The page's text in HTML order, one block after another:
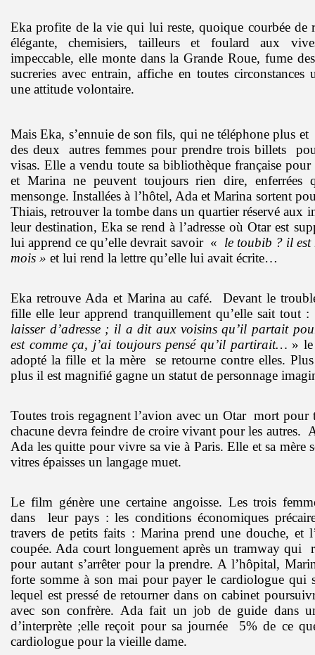
Eka profite de la vie qui lui reste, quoique courbée de
élégante, chemisiers, tailleurs et foulard aux
impeccable, elle monte dans la Grande Roue, fume
sucreries avec entrain, affiche en toutes circonstances
une attitude volontaire.
Mais Eka, s’ennuie de son fils, qui ne téléphone plus et
des deux
autres femmes pour prendre trois billets
visas. Elle a vendu toute sa bibliothèque française
et Marina ne peuvent toujours rien dire, enferrées
mensonge. Installées à l’hôtel, Ada et Marina sortent
Thiais, retrouver la tombe dans un quartier réservé aux
leur destination, Eka se rend à l’adresse où Otar est
lui apprend ce qu’elle devrait savoir « le toubib ? il est
mois » et lui rend la lettre qu’elle lui avait écrite…
Eka retrouve Ada et Marina au café.
Devant le
fille elle leur apprend tranquillement qu’elle sait tout
laisser d’adresse ; il a dit aux voisins qu’il partait
est comme ça, j’ai toujours pensé qu’il partirait… »
adopté la fille et la mère
se retourne contre elles.
plus il est magnifié gagne un statut de personnage
Toutes trois regagnent l’avion avec un Otar mort pour
chacune devra feindre de croire vivant pour les autres.
Ada les quitte pour vivre sa vie à Paris. Elle et sa mère
vitres épaisses un langage muet.
Le film génère une certaine angoisse. Les trois
dans
leur pays : les conditions économiques
travers de petits faits : Marina prend une douche, et
coupée. Ada court longuement après un tramway qui
pour autant s’arrêter pour la prendre. A l’hôpital,
forte somme à son mai pour payer le cardiologue qui
lequel est pressé de retourner dans on cabinet
avec son confrère. Ada fait un job de guide dans
d’interprète ;elle reçoit pour sa journée
5% de ce
cardiologue pour la vieille dame.